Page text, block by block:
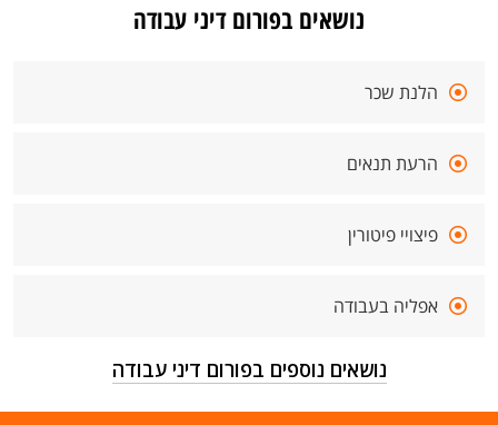
נושאים בפורום דיני עבודה
הלנת שכר
הרעת תנאים
פיצויי פיטורין
אפליה בעבודה
נושאים נוספים בפורום דיני עבודה